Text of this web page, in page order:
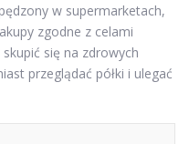
w supermarketach,
zgodne z celami
się na zdrowych
przeglądać półki i ulegać